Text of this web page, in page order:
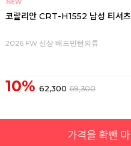
코랄리안 CRT-H1552 남성 티셔츠
2026 FW 신상 배드민턴의류
10% 62,300 69,300